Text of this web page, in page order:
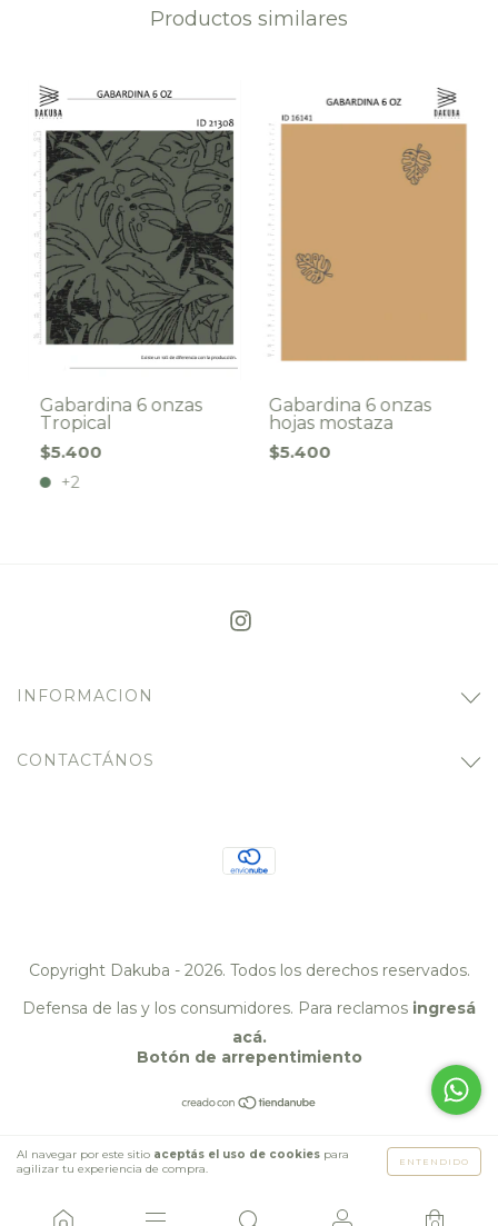
Al navegar por este sitio aceptás el uso de cookies para
agilizar tu experiencia de compra.
ENTENDIDO
Productos similares
Gabardina 6 onzas
Tropical
$5.400
+2
Gabardina 6 onzas
hojas mostaza
$5.400
INFORMACION
CONTACTÁNOS
Copyright Dakuba - 2026. Todos los derechos reservados.
Defensa de las y los consumidores. Para reclamos ingresá
acá.
Botón de arrepentimiento